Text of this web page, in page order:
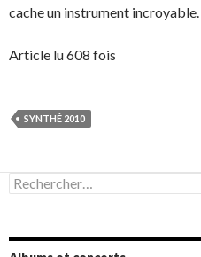
cache un instrument incroyable.
Article lu 608 fois
SYNTHÉ 2010
Rechercher :